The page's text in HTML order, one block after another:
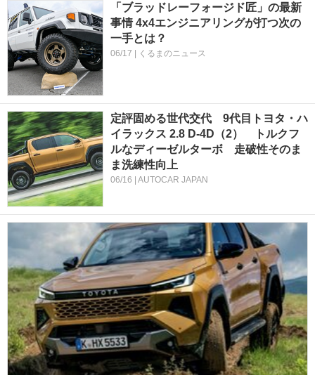
「ブラッドレーフォージド匠」の最新
事情 4x4エンジニアリングが打つ次の
一手とは？
06/17 | くるまのニュース
定評固める世代交代 9代目トヨタ・ハ
イラックス 2.8 D-4D（2） トルクフ
ルなディーゼルターボ 走破性そのま
ま洗練性向上
06/16 | AUTOCAR JAPAN